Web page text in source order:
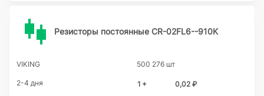
Резисторы постоянные CR-02FL6--910K
VIKING 500 276 шт
2-4 дня 1 + 0,02 ₽